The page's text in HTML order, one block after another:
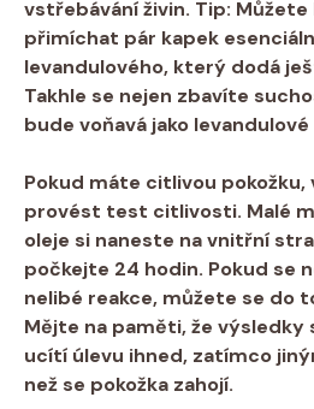
vstřebávání živin. Tip:
přimíchat pár kapek​
‌levandulového, který dodá
Takhle‍ se nejen zbavíte
bude voňavá ​jako
Pokud máte citlivou
provést test citlivosti. Malé
oleje si‌ naneste na vnitřní
počkejte 24 hodin. ​Pokud ‍se
nelibé ⁤reakce, můžete se do
Mějte‌ na ⁤paměti, že ‍výsledky‌
ucítí úlevu ihned, zatímco
než se pokožka zahojí.